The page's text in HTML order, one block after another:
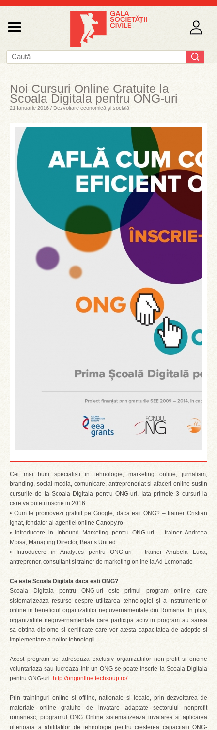
Noi Cursuri Online Gratuite la
Scoala Digitala pentru ONG-uri
21 Ianuarie 2016 / Dezvoltare economică și socială
Cei mai buni specialisti in tehnologie, marketing online, jurnalism,
branding, social media, comunicare, antreprenoriat si afaceri online sustin
cursurile de la Scoala Digitala pentru ONG-uri. Iata primele 3 cursuri la
care va puteti inscrie in 2016:
• Cum te promovezi gratuit pe Google, daca esti ONG? – trainer Cristian
Ignat, fondator al agentiei online Canopy.ro
• Introducere in Inbound Marketing pentru ONG-uri – trainer Andreea
Moisa, Managing Director, Beans United
• Introducere in Analytics pentru ONG-uri – trainer Anabela Luca,
antreprenor, consultant si trainer de marketing online la Ad Lemonade
Ce este Scoala Digitala daca esti ONG?
Scoala Digitala pentru ONG-uri este primul program online care
sistematizeaza resurse despre utilizarea tehnologiei și a instrumentelor
online in beneficiul organizatiilor neguvernamentale din Romania. In plus,
organizatiile neguvernamentale care participa activ in program au sansa
sa obtina diplome si certificate care vor atesta capacitatea de adoptie si
implementare a noilor tehnologii.
Acest program se adreseaza exclusiv organizatiilor non-profit si oricine
voluntariaza sau lucreaza intr-un ONG se poate inscrie la Scoala Digitala
pentru ONG-uri: http://ongonline.techsoup.ro/
Prin traininguri online si offline, nationale si locale, prin dezvoltarea de
materiale online gratuite de invatare adaptate sectorului nonprofit
romanesc, programul ONG Online sistematizeaza invatarea si aplicarea
ulterioara a abilitatilor de tehnologie pentru cresterea capacitatii ONG-